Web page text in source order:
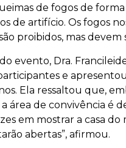
de fogos de
de artifício. Os fogos
proibidos, mas
evento, Dra.
e
Ela ressaltou que,
área de convivência é
em mostrar a casa do
abertas”, afirmou.